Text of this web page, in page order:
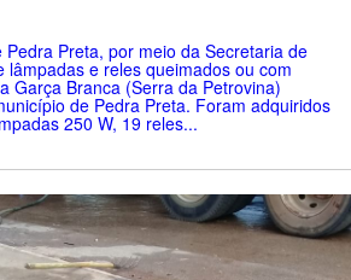
Preta, por meio da Secretaria de
lâmpadas e reles queimados ou com
Garça Branca (Serra da Petrovina)
de Pedra Preta. Foram adquiridos
250 W, 19 reles...